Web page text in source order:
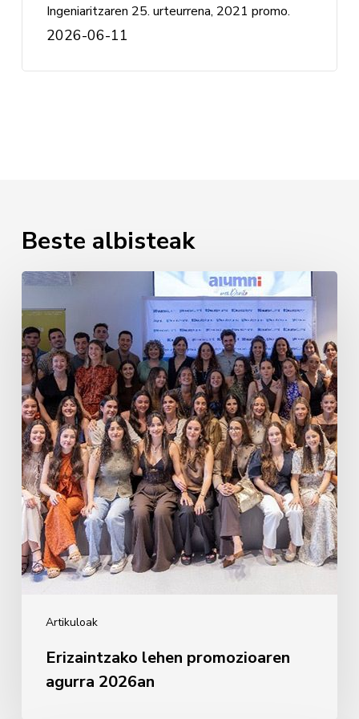
Ingeniaritzaren 25. urteurrena, 2021 promo.
2026-06-11
Beste albisteak
Artikuloak
Erizaintzako
promozioaren
agurra
2026an
Erizaintzako lehen promozioaren
agurra 2026an